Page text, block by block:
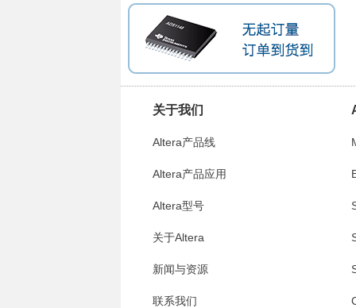
关于我们
Altera产品线
Altera产品应用
Altera型号
关于Altera
新闻与资源
联系我们